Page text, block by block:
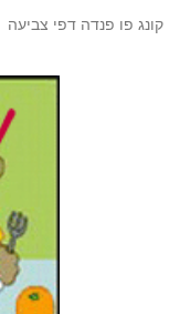
קונג פו פנדה דפי צביעה